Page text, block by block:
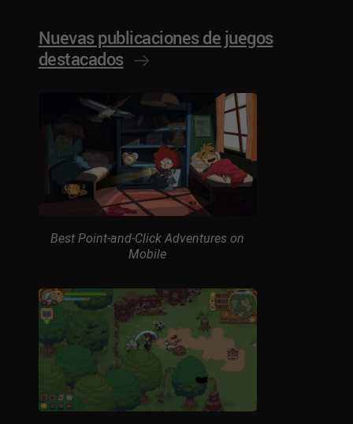
Nuevas publicaciones de juegos
destacados
Best Point-and-Click Adventures on
Mobile